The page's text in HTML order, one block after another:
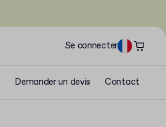
Se connecter
Demander un devis Contact